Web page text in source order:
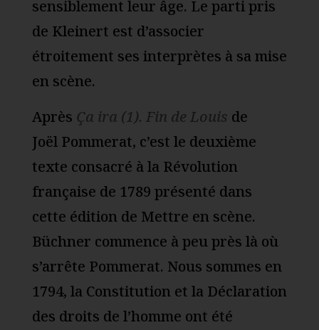
sensiblement leur âge. Le parti pris
de Kleinert est d’associer
étroitement ses interprètes à sa mise
en scène.
Après Ça ira (1). Fin de Louis de
Joël Pommerat, c’est le deuxième
texte consacré à la Révolution
française de 1789 présenté dans
cette édition de Mettre en scène.
Büchner commence à peu près là où
s’arrête Pommerat. Nous sommes en
1794, la Constitution et la Déclaration
des droits de l’homme ont été